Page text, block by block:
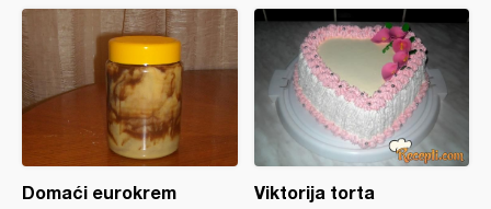
Domaći eurokrem Viktorija torta